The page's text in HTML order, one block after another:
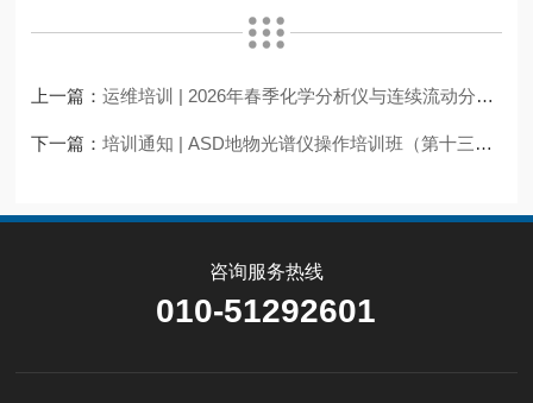
上一篇：运维培训 | 2026年春季化学分析仪与连续流动分析仪巡检服务启动
下一篇：培训通知 | ASD地物光谱仪操作培训班（第十三期）
咨询服务热线
010-51292601